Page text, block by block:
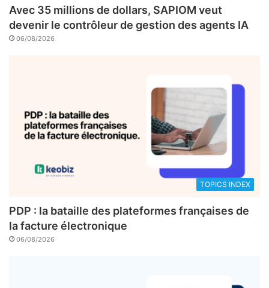
Avec 35 millions de dollars, SAPIOM veut
devenir le contrôleur de gestion des agents IA
06/08/2026
TOPICS INDEX
PDP : la bataille des plateformes françaises de
la facture électronique
06/08/2026